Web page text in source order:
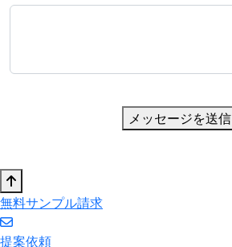
メッセージを送信
無料サンプル請求
提案依頼